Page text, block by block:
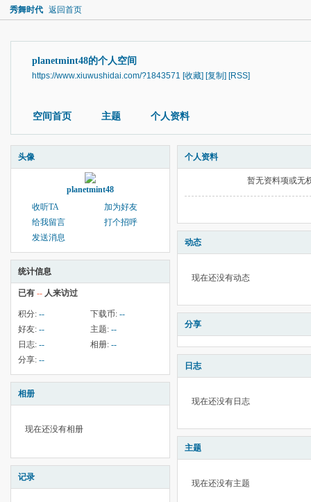
秀舞时代 返回首页
planetmint48的个人空间
https://www.xiuwushidai.com/?1843571 [收藏] [复制] [RSS]
空间首页 主题 个人资料
头像
planetmint48
收听TA
加为好友
给我留言
打个招呼
发送消息
统计信息
已有 -- 人来访过
积分: -- 下载币: --
好友: -- 主题: --
日志: -- 相册: --
分享: --
相册
现在还没有相册
记录
个人资料
暂无资料项或无
动态
现在还没有动态
分享
日志
现在还没有日志
主题
现在还没有主题